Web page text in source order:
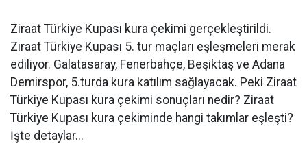
Ziraat Türkiye Kupası kura çekimi gerçekleştirildi.
Ziraat Türkiye Kupası 5. tur maçları eşleşmeleri merak
ediliyor. Galatasaray, Fenerbahçe, Beşiktaş ve Adana
Demirspor, 5.turda kura katılım sağlayacak. Peki Ziraat
Türkiye Kupası kura çekimi sonuçları nedir? Ziraat
Türkiye Kupası kura çekiminde hangi takımlar eşleşti?
İşte detaylar...